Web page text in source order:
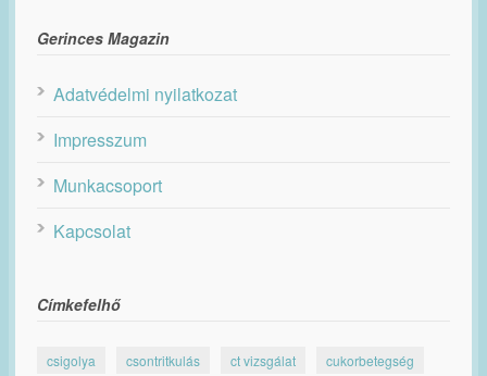
Gerinces Magazin
Adatvédelmi nyilatkozat
Impresszum
Munkacsoport
Kapcsolat
Címkefelhő
csigolya csontritkulás ct vizsgálat cukorbetegség